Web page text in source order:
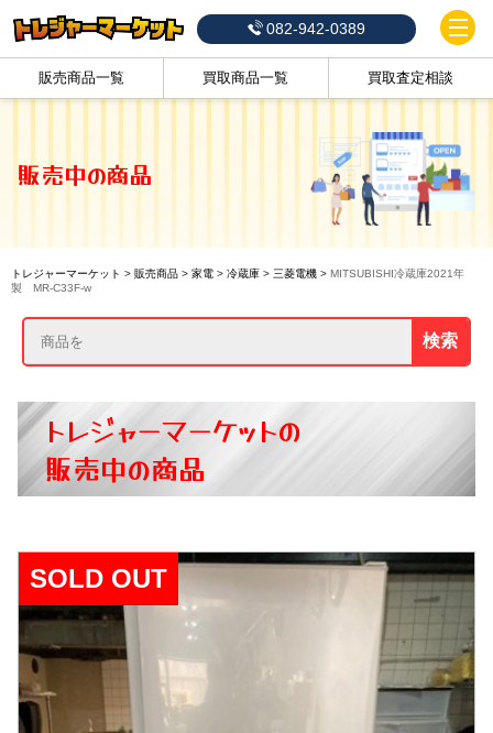
082-942-0389
販売商品一覧 買取商品一覧 買取査定相談
販売中の商品
トレジャーマーケット > 販売商品> 家電> 冷蔵庫> 三菱電機> MITSUBISHI冷蔵庫2021年
製 MR-C33F-w
検索
トレジャーマーケットの
販売中の商品
SOLD OUT